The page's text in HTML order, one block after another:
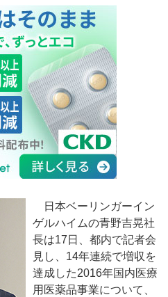
日本ベーリンガーイン
ゲルハイムの青野吉晃社
長は17日、都内で記者会
見し、14年連続で増収を
達成した2016年国内医療
用医薬品事業について、